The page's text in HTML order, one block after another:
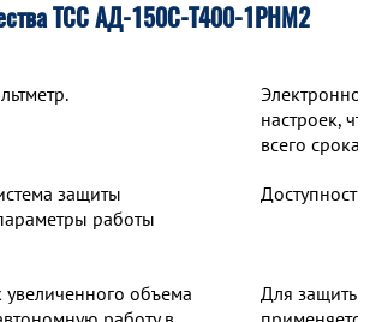
ТСС АД-150С-Т400-1РНМ2
настроек,
всего срока
защиты
работы
Доступность
объема
Для защиты